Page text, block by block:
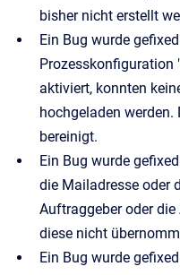
bisher nicht erstellt
Ein Bug wurde
Prozesskonfiguration
aktiviert, konnten
hochgeladen werden.
bereinigt.
Ein Bug wurde
die Mailadresse oder
Auftraggeber oder
diese nicht
Ein Bug wurde